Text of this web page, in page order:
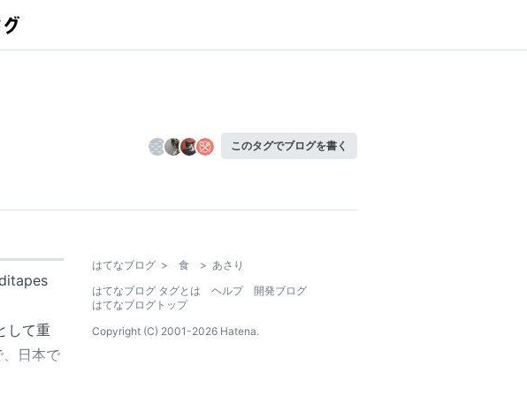
このタグでブログを書く
して重
日本で
はてなブログ > 食 > あさり
はてなブログ タグとは
ヘルプ
開発ブログ
はてなブログトップ
Copyright (C) 2001-2026 Hatena.